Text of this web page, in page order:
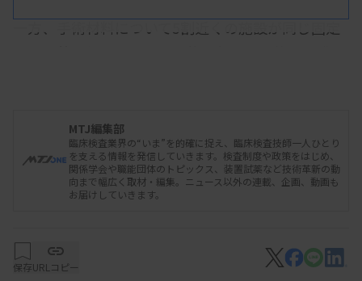
一方、手術材料について5割近くの施設が同じ固定
向けてコンタミネーションの問題がある」として改
善が必要だとの認識を示した。
凍結切片作製時のアーチファクトの原因を答える問
MTJ編集部
臨床検査業界の“いま”を的確に捉え、臨床検査技師一人ひとり
を支える情報を発信していきます。検査制度や政策をはじめ、
関係学会や職能団体のトピックス、装置試薬など技術革新の動
向まで幅広く取材・編集。ニュース以外の連載、企画、動画も
お届けしていきます。
保存URLコピー